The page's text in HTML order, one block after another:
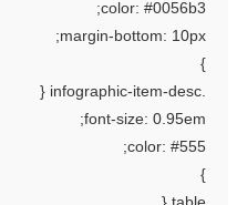
color:
margin-bottom:
font-size:
color: